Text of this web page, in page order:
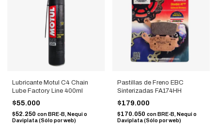
Lubricante Motul C4 Chain
Lube Factory Line 400ml
$55.000
$52.250 con BRE-B, Nequi o
Daviplata (Sólo por web)
Pastillas de Freno EBC
Sinterizadas FA174HH
$179.000
$170.050 con BRE-B, Nequi o
Daviplata (Sólo por web)